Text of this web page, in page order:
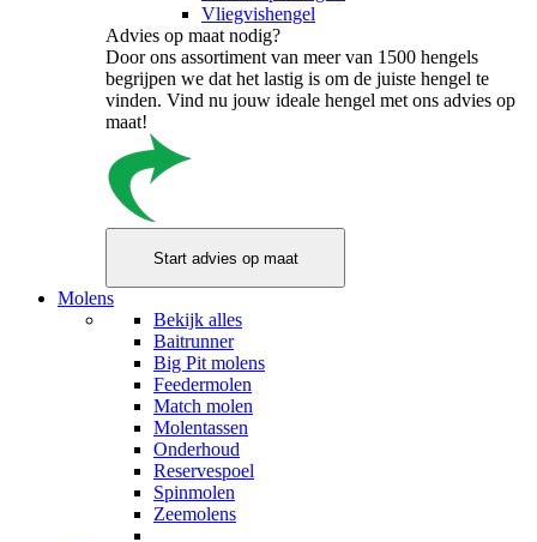
Vliegvishengel
Advies op maat nodig?
Door ons assortiment van meer van 1500 hengels
begrijpen we dat het lastig is om de juiste hengel te
vinden. Vind nu jouw ideale hengel met ons advies op
maat!
Molens
Bekijk alles
Baitrunner
Big Pit molens
Feedermolen
Match molen
Molentassen
Onderhoud
Reservespoel
Spinmolen
Zeemolens